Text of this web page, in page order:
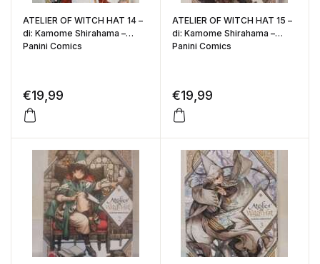
ATELIER OF WITCH HAT 14 –
di: Kamome Shirahama –
Panini Comics
€19,99
ATELIER OF WITCH HAT 15 –
di: Kamome Shirahama –
Panini Comics
€19,99